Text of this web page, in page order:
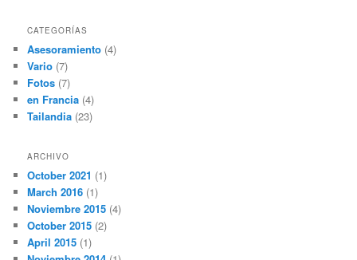
CATEGORÍAS
Asesoramiento (4)
Vario (7)
Fotos (7)
en Francia (4)
Tailandia (23)
ARCHIVO
October 2021 (1)
March 2016 (1)
Noviembre 2015 (4)
October 2015 (2)
April 2015 (1)